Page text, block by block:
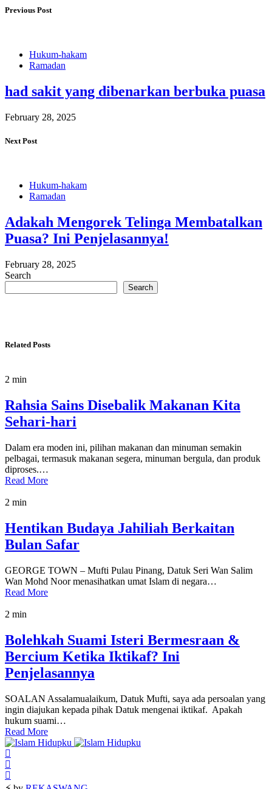
Previous Post
Hukum-hakam
Ramadan
had sakit yang dibenarkan berbuka puasa
February 28, 2025
Next Post
Hukum-hakam
Ramadan
Adakah Mengorek Telinga Membatalkan
Puasa? Ini Penjelasannya!
February 28, 2025
Search
Search
Related Posts
2 min
Rahsia Sains Disebalik Makanan Kita
Sehari-hari
Dalam era moden ini, pilihan makanan dan minuman semakin
pelbagai, termasuk makanan segera, minuman bergula, dan produk
diproses.…
Read More
2 min
Hentikan Budaya Jahiliah Berkaitan
Bulan Safar
GEORGE TOWN – Mufti Pulau Pinang, Datuk Seri Wan Salim
Wan Mohd Noor menasihatkan umat Islam di negara…
Read More
2 min
Bolehkah Suami Isteri Bermesraan &
Bercium Ketika Iktikaf? Ini
Penjelasannya
SOALAN Assalamualaikum, Datuk Mufti, saya ada persoalan yang
ingin diajukan kepada pihak Datuk mengenai iktikaf. Apakah
hukum suami…
Read More